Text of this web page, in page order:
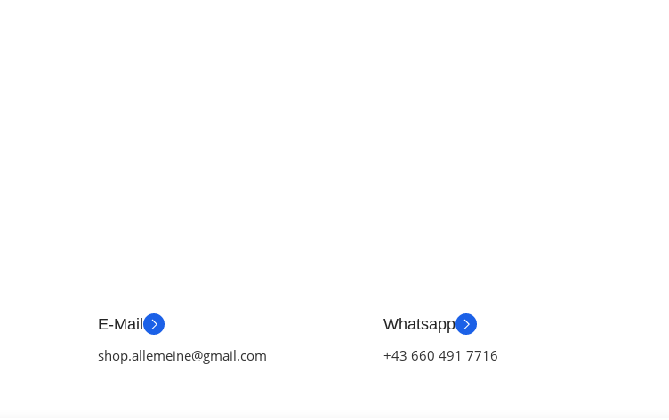
E-Mail
shop.allemeine@gmail.com
Whatsapp
+43 660 491 7716